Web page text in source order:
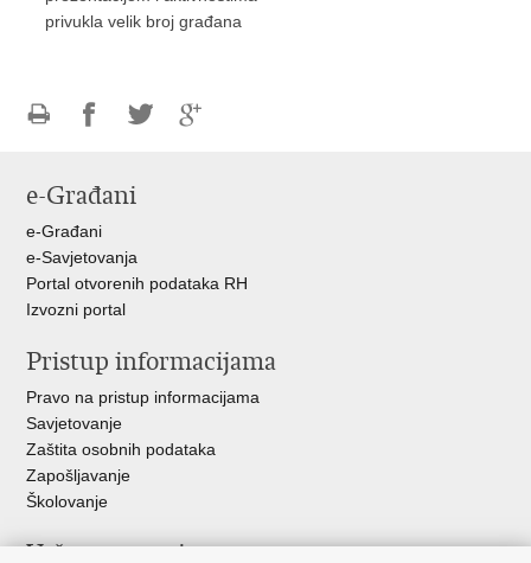
privukla velik broj građana
FacebookuTwitteru
e-Građani
e-Građani
e-Savjetovanja
Portal otvorenih podataka RH
Izvozni portal
Pristup informacijama
Pravo na pristup informacijama
Savjetovanje
Zaštita osobnih podataka
Zapošljavanje
Školovanje
Važne poveznice